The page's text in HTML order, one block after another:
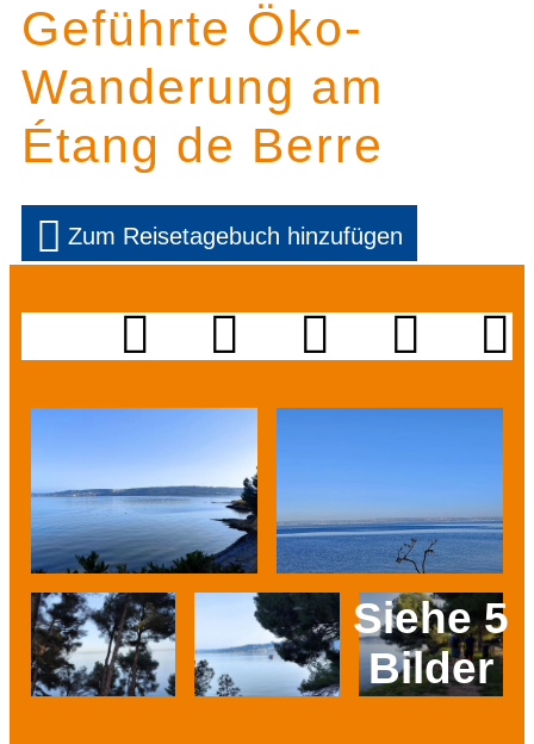
Geführte Öko-
Wanderung am
Étang de Berre
Zum Reisetagebuch hinzufügen
Siehe 5
Bilder